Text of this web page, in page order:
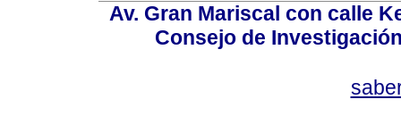
Av. Gran Mariscal con calle
Consejo de